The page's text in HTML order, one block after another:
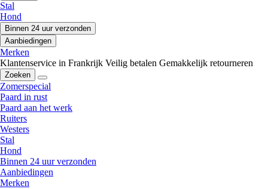
Stal
Hond
Binnen 24 uur verzonden
Aanbiedingen
Merken
Klantenservice in Frankrijk Veilig betalen Gemakkelijk retourneren
Zoeken
Zomerspecial
Paard in rust
Paard aan het werk
Ruiters
Westers
Stal
Hond
Binnen 24 uur verzonden
Aanbiedingen
Merken